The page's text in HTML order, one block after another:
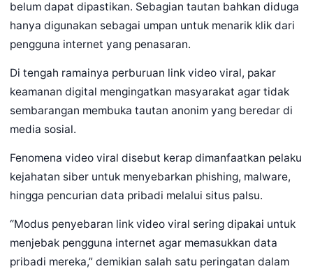
belum dapat dipastikan. Sebagian tautan bahkan diduga
hanya digunakan sebagai umpan untuk menarik klik dari
pengguna internet yang penasaran.
Di tengah ramainya perburuan link video viral, pakar
keamanan digital mengingatkan masyarakat agar tidak
sembarangan membuka tautan anonim yang beredar di
media sosial.
Fenomena video viral disebut kerap dimanfaatkan pelaku
kejahatan siber untuk menyebarkan phishing, malware,
hingga pencurian data pribadi melalui situs palsu.
“Modus penyebaran link video viral sering dipakai untuk
menjebak pengguna internet agar memasukkan data
pribadi mereka,” demikian salah satu peringatan dalam